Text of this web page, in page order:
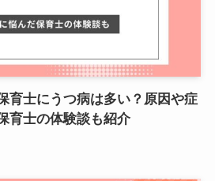
育士にうつ病は多い？原因や症
育士の体験談も紹介